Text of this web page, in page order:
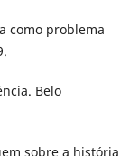
como problema
Belo
sobre a história